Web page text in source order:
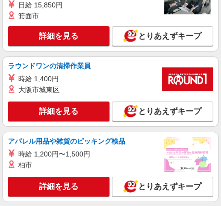
時給1500円〜2250円 ＜日払い有/週払い有/交
千葉市中央区｜最寄り駅≪蘇我≫
キープ 詳細を見る
派遣社員
株式会社kotrio /●CB-H-2031422
＜浜野駅＞元気も、プライベートも諦めない＊
週3〜OK/看護助手
時給1600円〜2250円 ＜日払い有/週払い有/交
通費全支給(ガソリン代含む)＞
千葉市中央区|最寄り駅：浜野
キープ 詳細を見る
派遣社員
株式会社kotrio /●CB-H-2095372
≪浜野駅≫時給2400円〜♪サ高住の看護職員▼
日給 15,850円
箕面市
詳細を見る とりあえずキープ
ラウンドワンの清掃作業員
時給 1,400円
大阪市城東区
詳細を見る とりあえずキープ
アパレル用品や雑貨のピッキング検品
時給 1,200円〜1,500円
柏市
詳細を見る とりあえずキープ